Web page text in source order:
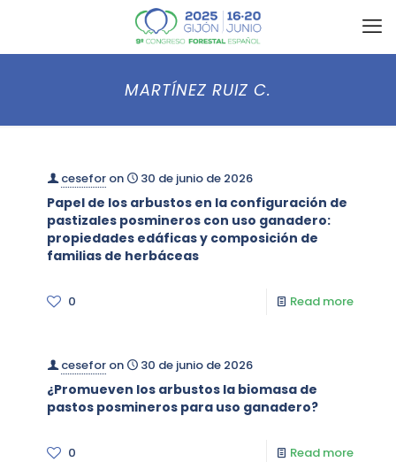
MARTÍNEZ RUIZ C.
cesefor on 30 de junio de 2026
Papel de los arbustos en la configuración de
pastizales posmineros con uso ganadero:
propiedades edáficas y composición de
familias de herbáceas
0 Read more
cesefor on 30 de junio de 2026
¿Promueven los arbustos la biomasa de
pastos posmineros para uso ganadero?
0 Read more